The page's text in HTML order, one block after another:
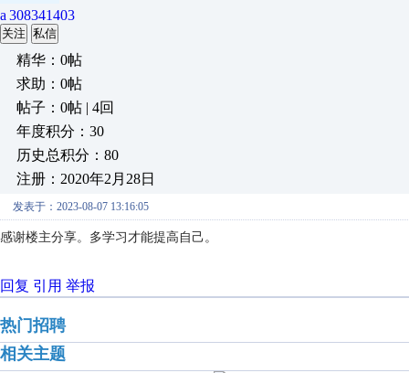
a 308341403
关注 私信
精华：0帖
求助：0帖
帖子：0帖 | 4回
年度积分：30
历史总积分：80
注册：2020年2月28日
发表于：2023-08-07 13:16:05
感谢楼主分享。多学习才能提高自己。
回复 引用 举报
热门招聘
相关主题